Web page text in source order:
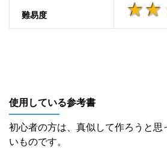
難易度
使用している参考書
初心者の方は、真似して作ろうと思
いものです。